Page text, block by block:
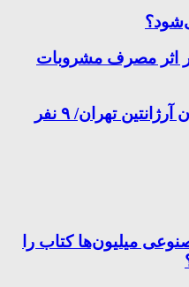
مسموم بر اثر مصرف مشروبات
سقوط آسانسور در میدان آرژانتین تهران/ ۹ نفر
میلیون‌ها کتاب را